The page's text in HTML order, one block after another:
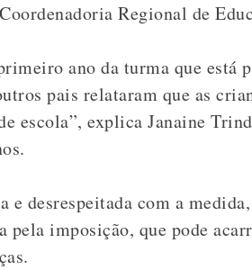
Regional de
ano da turma que está
pais relataram que as
escola”, explica Janaine
e desrespeitada com a
pela imposição, que pode